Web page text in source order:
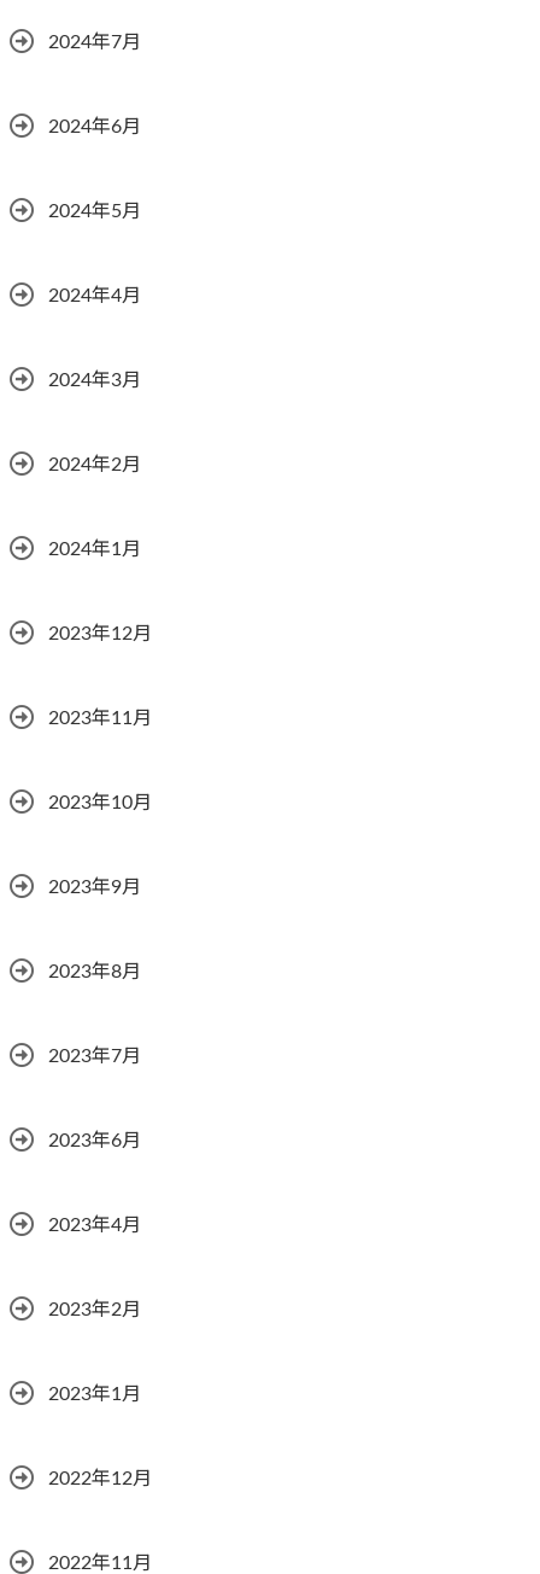
2024年7月
2024年6月
2024年5月
2024年4月
2024年3月
2024年2月
2024年1月
2023年12月
2023年11月
2023年10月
2023年9月
2023年8月
2023年7月
2023年6月
2023年4月
2023年2月
2023年1月
2022年12月
2022年11月